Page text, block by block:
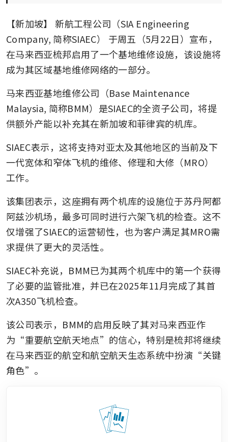
【新加坡】
新航工程公司（SIA Engineering
Company, 简称SIAEC）
于周五（5月22日）宣布，
在马来西亚梳邦启用了一个基地维修设施，该设施将
成为其区域基地维修网络的一部分。
马来西亚基地维修公司（Base Maintenance
Malaysia, 简称BMM）是SIAEC的全资子公司，将提
供额外产能以补充其在新加坡和菲律宾的机库。
SIAEC表示，这将支持对亚太及其他地区的当前及下
一代宽体和窄体飞机的维修、修理和大修（MRO）
工作。
该集团表示，这座拥有两个机库的设施位于苏丹阿都
阿兹沙机场，最多可同时进行六架飞机的检查。这不
仅增强了SIAEC的运营韧性，也为客户满足其MRO需
求提供了更大的灵活性。
SIAEC补充说，BMM已为其两个机库中的第一个获得
了必要的监管批准，并已在2025年11月完成了其首
次A350飞机检查。
该公司表示，BMM的启用反映了其对马来西亚作
为“重要航空航天地点”的信心，特别是梳邦将继续
在马来西亚的航空和航空航天生态系统中扮演“关键
角色”。